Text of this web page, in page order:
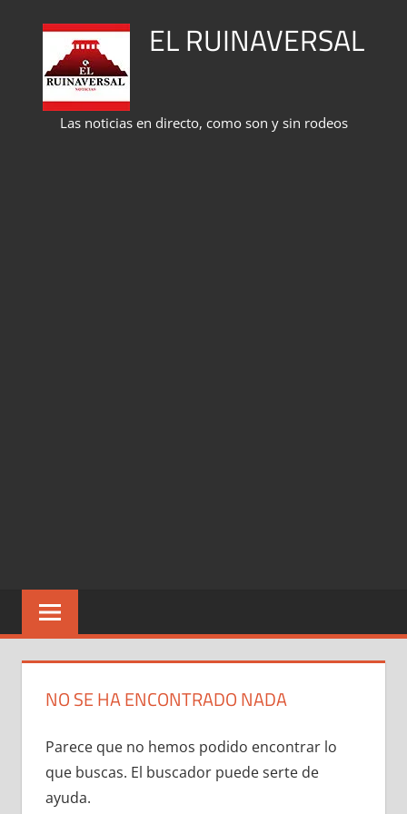
contenido
EL RUINAVERSAL
Las noticias en directo, como son y sin rodeos
NO SE HA ENCONTRADO NADA
Parece que no hemos podido encontrar lo
que buscas. El buscador puede serte de
ayuda.